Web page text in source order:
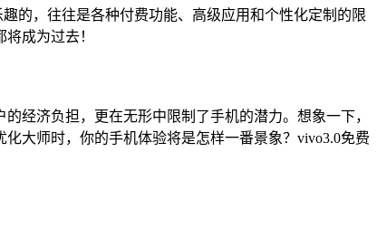
的，往往是各种付费功能、高级应用和个性化定制的限
成为过去！
经济负担，更在无形中限制了手机的潜力。想象一下，
大师时，你的手机体验将是怎样一番景象？vivo3.0免费